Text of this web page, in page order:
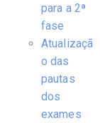
para a 2ª
fase
Atualizaçã
o das
pautas
dos
exames